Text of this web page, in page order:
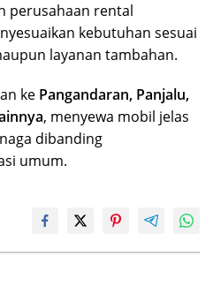
perusahaan rental
kebutuhan sesuai
layanan tambahan.
ke Pangandaran, Panjalu,
, menyewa mobil jelas
dibanding
umum.